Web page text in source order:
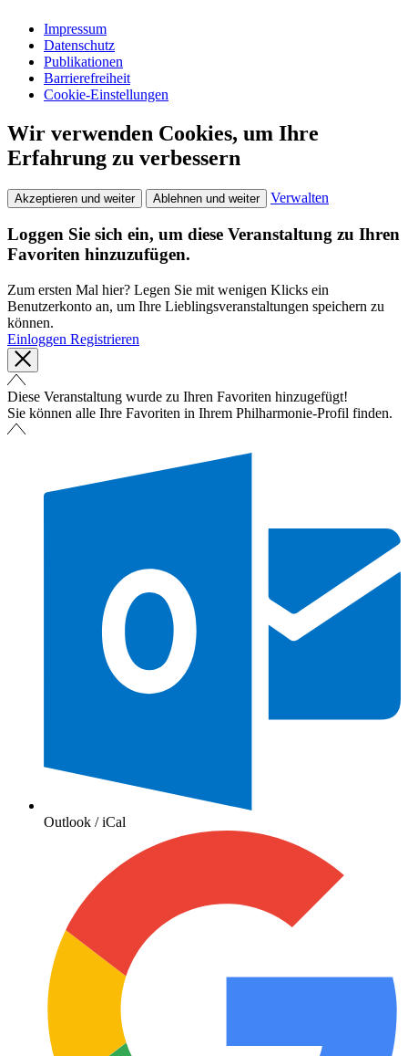
Impressum
Datenschutz
Publikationen
Barrierefreiheit
Cookie-Einstellungen
Wir verwenden Cookies, um Ihre
Erfahrung zu verbessern
Akzeptieren und weiter Ablehnen und weiter Verwalten
Loggen Sie sich ein, um diese Veranstaltung zu Ihren
Favoriten hinzuzufügen.
Zum ersten Mal hier? Legen Sie mit wenigen Klicks ein
Benutzerkonto an, um Ihre Lieblingsveranstaltungen speichern zu
können.
Einloggen Registrieren
Diese Veranstaltung wurde zu Ihren Favoriten hinzugefügt!
Sie können alle Ihre Favoriten in Ihrem Philharmonie-Profil finden.
Outlook / iCal